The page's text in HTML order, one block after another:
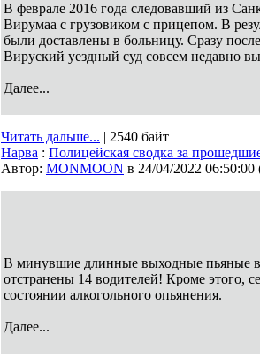
В феврале 2016 года следовавший из
Вирумаа с грузовиком с прицепом. В
были доставлены в больницу. Сразу
Вируский уездный суд совсем недавно
Далее...
Читать дальше... | 2540 байт
Нарва : Полицейская сводка за
Автор: MONMOON в 24/04/2022 06:50:00
В минувшие длинные выходные пьяные
отстранены 14 водителей! Кроме этого,
состоянии алкогольного опьянения.
Далее...